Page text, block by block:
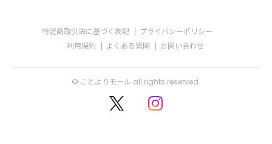
特定商取引法に基づく表記
プライバシーポリシー
利用規約
よくある質問 お問い合わせ
© ことよりモール all rights reserved.